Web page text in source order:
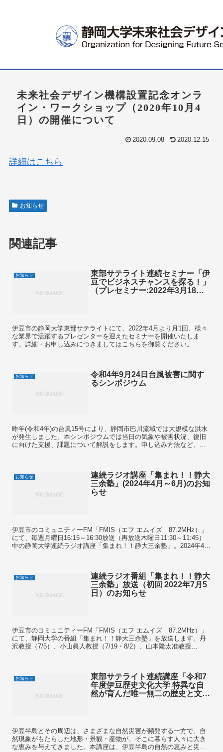
未来社会デザイン機構設置記念オンラ
イン・ワークショップ（2020年10月4
日）の開催について
2020.09.08 2020.12.15
詳細はこちら
お知らせ
関連記事
お知らせ
東部サテライト連続セミナー「伊
豆でビジネスチャンスを探る！」
（プレセミナー:2022年3月18
伊豆市の静岡大学東部サテライトにて、2022年4月より月1回、様々
な業界で活躍するプレゼンターを迎えたセミナーを開催いたしま
す。詳細・お申し込みにつきましてはこちらを御覧ください。
お知らせ
令和4年9月24日台風被害に関す
るシンポジウム
昨年(令和4年)の台風15号により、静岡市巴川流域では大規模な洪水
が発生しました。本シンポジウムでは当日の気象や被害状況、復旧
に向けた支援、課題について解説をします。申し込み方法など、詳
お知らせ
連続ラジオ講座「集まれ！！静大
三余塾」(2024年4月～6月)のお知
らせ
伊豆市のコミュニティーFM「FMIS（エフ エムイズ 87.2MHz）」
にて、毎週月曜日16:15～16:30放送（再放送木曜日11:30～11:45）
中の静岡大学連続ラジオ講座「集まれ！！静大三余塾」。2024年4月
お知らせ
連続ラジオ番組「集まれ！！静大
三余塾」放送（初回 2022年7月5
日）のお知らせ
伊豆市のコミュニティーFM「FMIS（エフ エムイズ 87.2MHz）」
にて、静岡大学の番組「集まれ！！静大三余塾」を放送します。丹
沢教授（7/5）、小山眞人教授（7/19・8/2）、山本隆太准教授
お知らせ
東部サテライト連続講座「令和7
年度伊豆歴史文化大学 特異な自
然が育んだ唯一無二の歴史と文
伊豆半島とその周辺は、さまざまな自然災害が頻発する一方で、自
然現象がもたらした地形・景観・産物が、そこに暮らす人々に大き
な恵みを与えてきました。本講座は、伊豆半島の自然の恵みと災害